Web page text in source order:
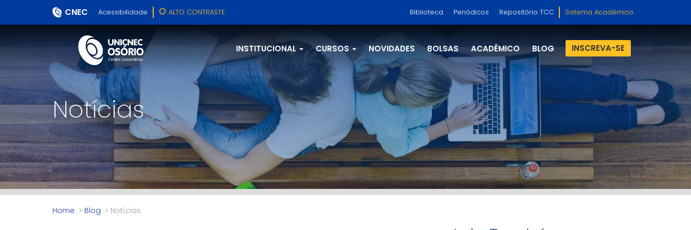
CNEC Acessibilidade ALTO CONTRASTE Biblioteca Periódicos Repositório TCC Sistema Acadêmico
INSTITUCIONAL CURSOS NOVIDADES BOLSAS ACADÊMICO BLOG INSCREVA-SE
Notícias
Home Blog Notícias